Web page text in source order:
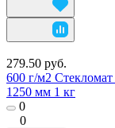
279.50 руб.
600 г/м2
1250 мм 1 кг
0
0